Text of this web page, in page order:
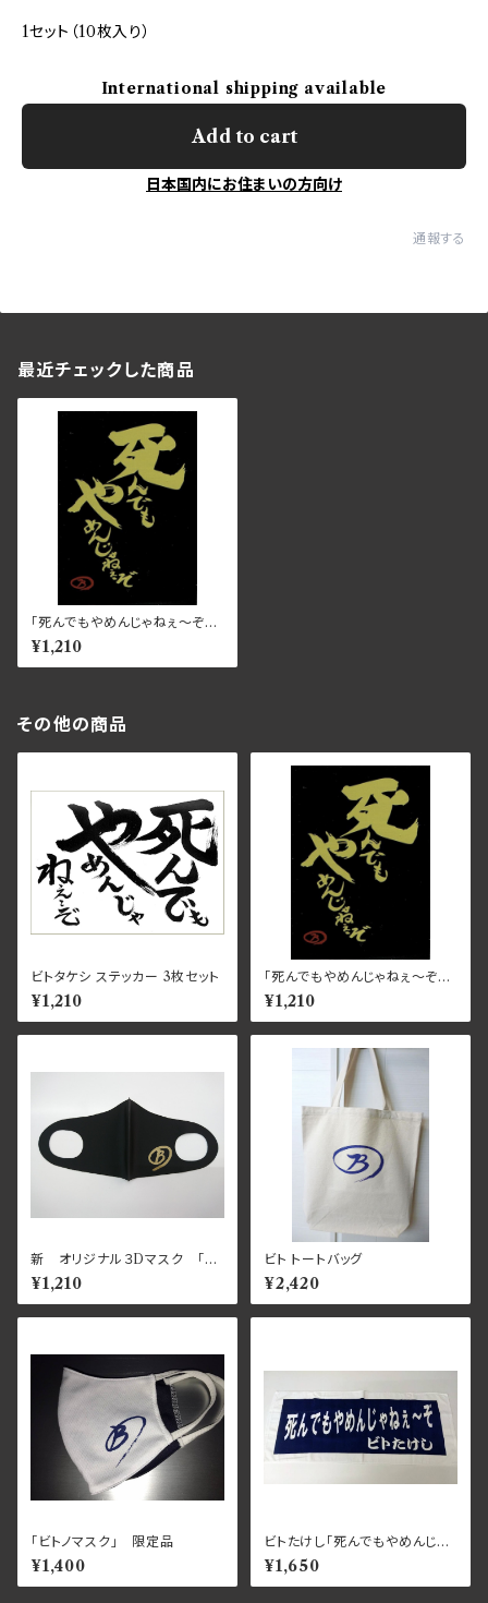
1セット（10枚入り）
International shipping available
Add to cart
日本国内にお住まいの方向け
通報する
最近チェックした商品
「死んでもやめんじゃねぇ～ぞ」
カードスリーブ
¥1,210
その他の商品
ビトタケシ ステッカー 3枚セット
¥1,210
「死んでもやめんじゃねぇ～ぞ」
カードスリーブ
¥1,210
新 オリジナル３Dマスク 「ビ
トノマスク」
¥1,210
ビト トートバッグ
¥2,420
「ビトノマスク」 限定品
¥1,400
ビトたけし「死んでもやめんじゃ
ねぇ～ぞ」フェイスタオル
¥1,650